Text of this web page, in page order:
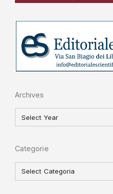
Archives
Categorie